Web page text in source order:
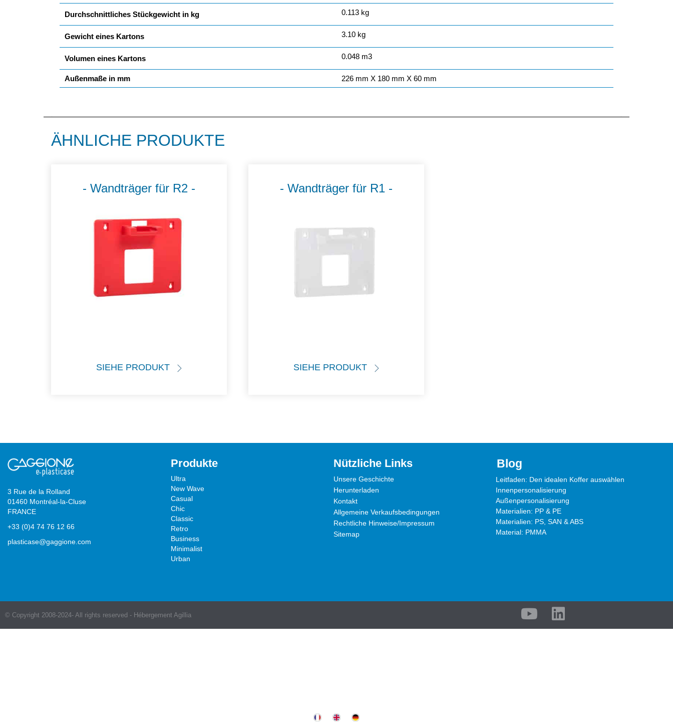
Durchschnittliches Stückgewicht in kg 0.113 kg
Gewicht eines Kartons 3.10 kg
Volumen eines Kartons 0.048 m3
Außenmaße in mm 226 mm X 180 mm X 60 mm
ÄHNLICHE PRODUKTE
Wandträger für R2
SIEHE PRODUKT
Wandträger für R1
SIEHE PRODUKT
3 Rue de la Rolland
01460 Montréal-la-Cluse
FRANCE
+33 (0)4 74 76 12 66
plasticase@gaggione.com
Produkte
Ultra
New Wave
Casual
Chic
Classic
Retro
Business
Minimalist
Urban
Nützliche Links
Unsere Geschichte
Herunterladen
Kontakt
Allgemeine Verkaufsbedingungen
Rechtliche Hinweise/Impressum
Sitemap
Blog
Leitfaden: Den idealen Koffer auswählen
Innenpersonalisierung
Außenpersonalisierung
Materialien: PP & PE
Materialien: PS, SAN & ABS
Material: PMMA
© Copyright 2008-2024- All rights reserved - Hébergement Agillia